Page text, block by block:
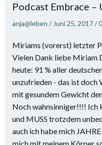
Podcast Embrace –
anja@leben / Juni 25, 2017/0
Miriams (vorerst) letzter
Vielen Dank liebe Miriam
heute: 91 % aller
unzufrieden - das ist doch
mit gesundem Gewicht
Noch wahnsinniger!!!! Ich
und MUSS trotzdem
auch ich habe mich